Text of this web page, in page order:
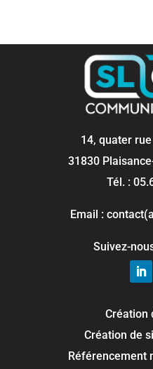
14, quater
31830
Tél. :
Email :
Suivez-
Création
Création de
Référencement